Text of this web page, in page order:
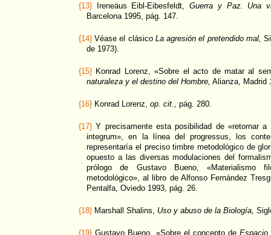
{13} Ireneäus Eibl-Eibesfeldt,Guerra y Paz. Una
Barcelona 1995, pág. 147.
{14} Véase el clásico La agresión el pretendido mal,
de 1973).
{15} Konrad Lorenz, «Sobre el acto de matar al
naturaleza y el destino del Hombre, Alianza, Madrid
{16} Konrad Lorenz, op. cit., pág. 280.
{17} Y precisamente esta posibilidad de «retornar
integrum», en la línea del progressus, los
representaría el preciso timbre metodológico de
opuesto a las diversas modulaciones del
prólogo de Gustavo Bueno, «Materialismo
metodológico», al libro de Alfonso Fernández
Pentalfa, Oviedo 1993, pág. 26.
{18} Marshall Shalins, Uso y abuso de la Biología,
{19} Gustavo Bueno, «Sobre el concepto deEspacio